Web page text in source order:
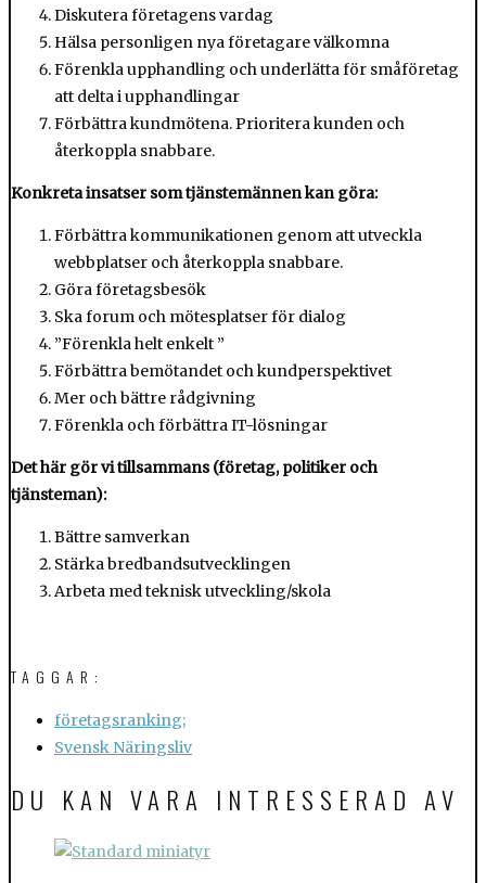
Diskutera företagens vardag
Hälsa personligen nya företagare välkomna
Förenkla upphandling och underlätta för småföretag
att delta i upphandlingar
Förbättra kundmötena. Prioritera kunden och
återkoppla snabbare.
Konkreta insatser som tjänstemännen kan göra:
Förbättra kommunikationen genom att utveckla
webbplatser och återkoppla snabbare.
Göra företagsbesök
Ska forum och mötesplatser för dialog
”Förenkla helt enkelt ”
Förbättra bemötandet och kundperspektivet
Mer och bättre rådgivning
Förenkla och förbättra IT-lösningar
Det här gör vi tillsammans (företag, politiker och
tjänsteman):
Bättre samverkan
Stärka bredbandsutvecklingen
Arbeta med teknisk utveckling/skola
TAGGAR:
företagsranking;
Svensk Näringsliv
DU KAN VARA INTRESSERAD AV